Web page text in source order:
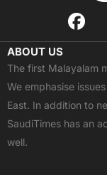
F
a
c
e
b
o
o
k
ABOUT US
The first Malayalam
We emphasise
East. In addition to
SaudiTimes has an
well.